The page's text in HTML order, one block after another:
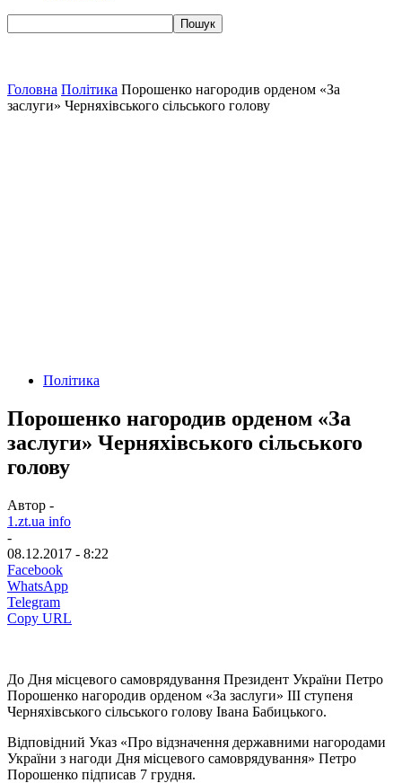
Головна Політика Порошенко нагородив орденом «За
заслуги» Черняхівського сільського голову
Політика
Порошенко нагородив орденом «За
заслуги» Черняхівського сільського
голову
Автор -
1.zt.ua info
-
08.12.2017 - 8:22
Facebook
WhatsApp
Telegram
Copy URL
До Дня місцевого самоврядування Президент України Петро
Порошенко нагородив орденом «За заслуги» III ступеня
Черняхівського сільського голову Івана Бабицького.
Відповідний Указ «Про відзначення державними нагородами
України з нагоди Дня місцевого самоврядування» Петро
Порошенко підписав 7 грудня.